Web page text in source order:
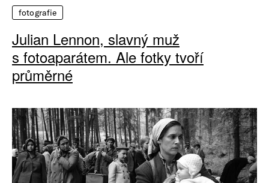
fotografie
Julian Lennon, slavný muž
s fotoaparátem. Ale fotky tvoří
průměrné